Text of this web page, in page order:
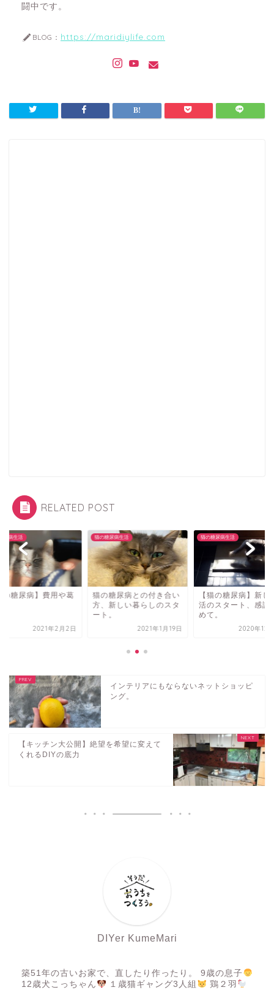
闘中です。
BLOG： https://maridiylife.com
RELATED POST
尿病生活
糖尿病との付き合い
2021年1月19日
猫の糖尿病生活
【猫の糖尿病】新しい生
活のスタート、感謝を込
めて。
2020年12月31日
猫の糖尿病生活
【猫の糖尿病】費用
藤。
2021年2
インテリアにもならないネットショッピ
ング。
【キッチン大公開】絶望を希望に変えて
くれるDIYの底力
DIYer KumeMari
築51年の古いお家で、直したり作ったり。 9歳の息子
12歳犬こっちゃん
１歳猫ギャング3人組
鶏２羽